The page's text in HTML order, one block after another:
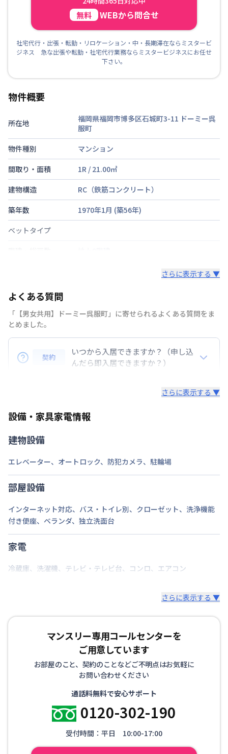
無料 WEBから問合せ
社宅代行・出張・転勤・リロケーション・中・長期滞在ならミスタービ
ジネス 急な出張や転勤・社宅代行業務ならミスタービジネスにお任せ
下さい。
物件概要
所在地 福岡県福岡市博多区石城町3-11 ドーミー呉
服町
物件種別
マンション
間取り・面積
1R / 21.00㎡
建物構造
RC（鉄筋コンクリート）
築年数
1970年1月 (築56年)
ベットタイプ
部屋の向き
禁煙・喫煙
交通
定員
1名
情報更新日 2026年7月26日
さらに表示する ▼
よくある質問
「【男女共用】ドーミー呉服町」に寄せられるよくある質問をま
とめました。
契約
いつから入居できますか？（申し込
んだら即入居できますか？）
さらに表示する ▼
設備・家具家電情報
建物設備
エレベーター、 オートロック、 防犯カメラ、 駐輪場
部屋設備
インターネット対応、 バス・トイレ別、 クローゼット、 洗浄機能
付き便座、 ベランダ、 独立洗面台
家電
冷蔵庫、 洗濯機、 テレビ・テレビ台、 コンロ、 エアコン
さらに表示する ▼
マンスリー専用コールセンターを
ご用意しています
お部屋のこと、契約のことなどご不明点はお気軽に
お問い合わせください
通話料無料で安心サポート
0120-302-190
受付時間：平日 10:00-17:00